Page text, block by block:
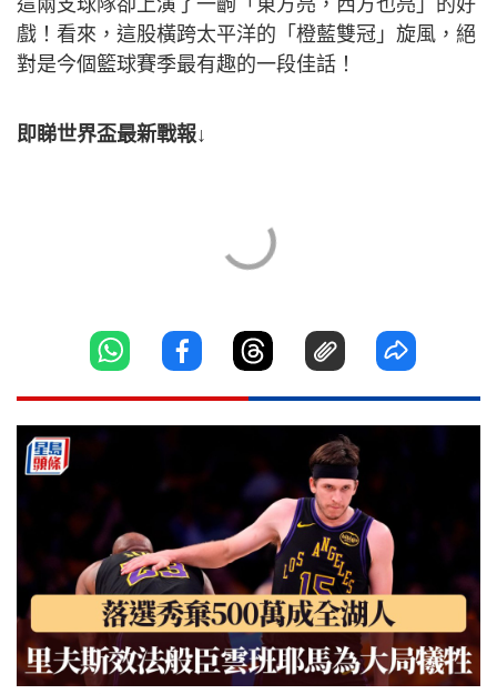
這兩支球隊卻上演了一齣「東方亮，西方也亮」的好
戲！看來，這股橫跨太平洋的「橙藍雙冠」旋風，絕
對是今個籃球賽季最有趣的一段佳話！
即睇世界盃最新戰報↓